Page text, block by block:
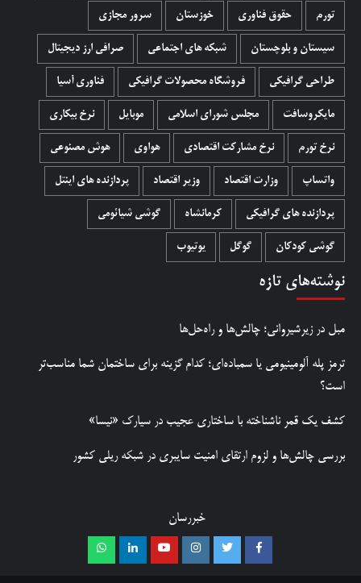
تورم حقوق فناوری خوزستان سرور مجازی
سیستان و بلوچستان شبکه های اجتماعی صرافی ارز دیجیتال
طراحی گرافیکی فروشگاه محصولات گرافيکی فناوری آسیا
مایکروسافت مجلس شورای اسلامی موبایل نرخ بیکاری
نرخ تورم نرخ مشارکت اقتصادی هواوی هوش مصنوعی
واتساپ وزارت اقتصاد وزیر اقتصاد پردازنده های اینتل
پردازنده های گرافیکی کرمانشاه گوشی شیائومی
گوشی کودکان گوگل یوتیوب
نوشته‌های تازه
مبل در زیرشیروانی؛ چالش‌ها و راه‌حل‌ها
ترمز پله آلومینیومی یا سمباده‌ای؛ کدام گزینه برای ساختمان شما مناسب‌تر
است؟
کشف یک قمر ناشناخته با ساختاری عجیب در سیارک «نیسا»
بررسی چالش‌ها و لزوم ارتقای امنیت سایبری در شبکه ریلی کشور
خبررسان